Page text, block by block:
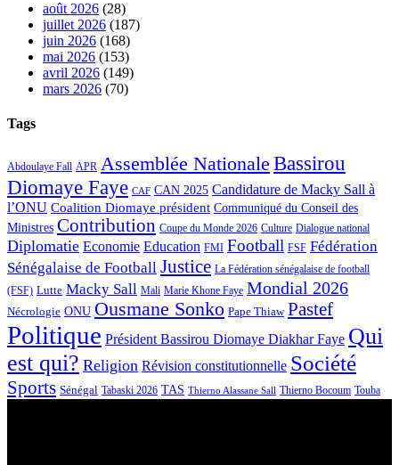
août 2026 (28)
juillet 2026 (187)
juin 2026 (168)
mai 2026 (153)
avril 2026 (149)
mars 2026 (70)
Tags
Abdoulaye Fall APR Assemblée Nationale Bassirou
Diomaye Faye CAF CAN 2025 Candidature de Macky Sall à
l’ONU Coalition Diomaye président Communiqué du Conseil des
Ministres Contribution Coupe du Monde 2026 Culture Dialogue national
Diplomatie Economie Education FMI Football FSF Fédération
Sénégalaise de Football Justice La Fédération sénégalaise de football
(FSF) Lutte Macky Sall Mali Marie Khone Faye Mondial 2026
Nécrologie ONU Ousmane Sonko Pape Thiaw Pastef
Politique Président Bassirou Diomaye Diakhar Faye Qui
est qui? Religion Révision constitutionnelle Société
Sports Sénégal Tabaski 2026 TAS Thierno Alassane Sall Thierno Bocoum Touba